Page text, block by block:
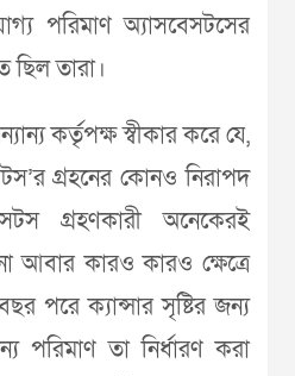
পরিমাণ অ্যাসবেসটসের
ছিল তারা।
কর্তৃপক্ষ স্বীকার করে যে,
গ্রহনের কোনও নিরাপদ
গ্রহণকারী অনেকেরই
আবার কারও কারও ক্ষেত্রে
পরে ক্যান্সার সৃষ্টির জন্য
পরিমাণ তা নির্ধারণ করা